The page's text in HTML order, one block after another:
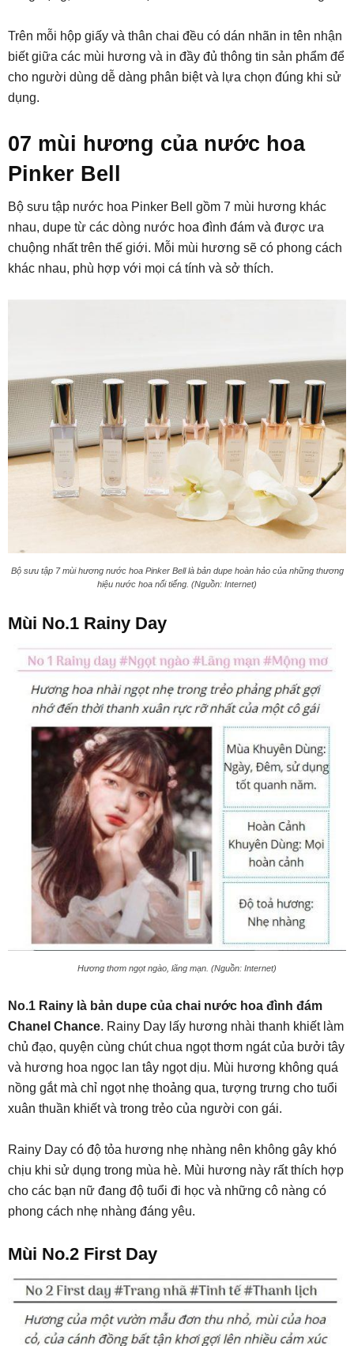
Trên mỗi hộp giấy và thân chai đều có dán nhãn in tên nhận
biết giữa các mùi hương và in đầy đủ thông tin sản phẩm để
cho người dùng dễ dàng phân biệt và lựa chọn đúng khi sử
dụng.
07 mùi hương của nước hoa
Pinker Bell
Bộ sưu tập nước hoa Pinker Bell gồm 7 mùi hương khác
nhau, dupe từ các dòng nước hoa đình đám và được ưa
chuộng nhất trên thế giới. Mỗi mùi hương sẽ có phong cách
khác nhau, phù hợp với mọi cá tính và sở thích.
Bộ sưu tập 7 mùi hương nước hoa Pinker Bell là bản dupe hoàn hảo của những thương
hiệu nước hoa nổi tiếng. (Nguồn: Internet)
Mùi No.1 Rainy Day
Hương thơm ngọt ngào, lãng mạn. (Nguồn: Internet)
No.1 Rainy là bản dupe của chai nước hoa đình đám
Chanel Chance. Rainy Day lấy hương nhài thanh khiết làm
chủ đạo, quyện cùng chút chua ngọt thơm ngát của bưởi tây
và hương hoa ngọc lan tây ngọt dịu. Mùi hương không quá
nồng gắt mà chỉ ngọt nhẹ thoảng qua, tượng trưng cho tuổi
xuân thuần khiết và trong trẻo của người con gái.
Rainy Day có độ tỏa hương nhẹ nhàng nên không gây khó
chịu khi sử dụng trong mùa hè. Mùi hương này rất thích hợp
cho các bạn nữ đang độ tuổi đi học và những cô nàng có
phong cách nhẹ nhàng đáng yêu.
Mùi No.2 First Day